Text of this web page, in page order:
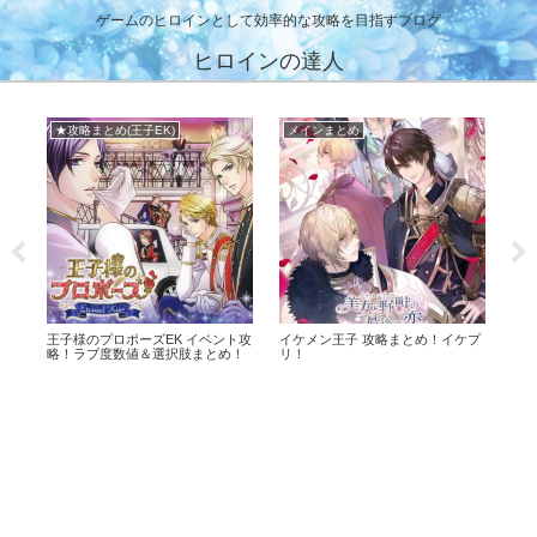
ゲームのヒロインとして効率的な攻略を目指すブログ
ヒロインの達人
メインまとめ
イケメン王子 攻略まとめ！イケプ
リ！
★攻略まとめ(天翔ける恋)
幕末維新 天翔ける恋 攻略まとめ！